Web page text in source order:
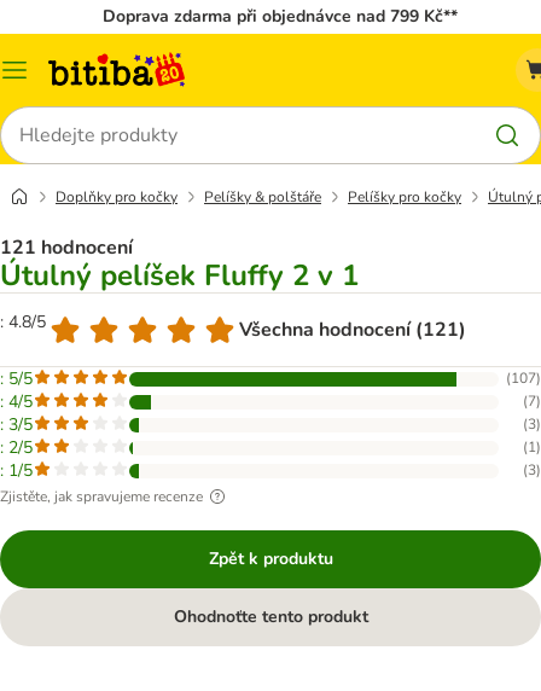
Doprava zdarma při objednávce nad 799 Kč**
Kategorie
Hledat
Doplňky pro kočky Pelíšky & polštáře Pelíšky pro kočky Útulný
121 hodnocení
Útulný pelíšek Fluffy 2 v 1
: 4.8/5 Všechna hodnocení (121)
: 5/5 (107)
: 4/5 (7)
: 3/5 (3)
: 2/5 (1)
: 1/5 (3)
Zjistěte, jak spravujeme recenze
Zpět k produktu
Ohodnoťte tento produkt